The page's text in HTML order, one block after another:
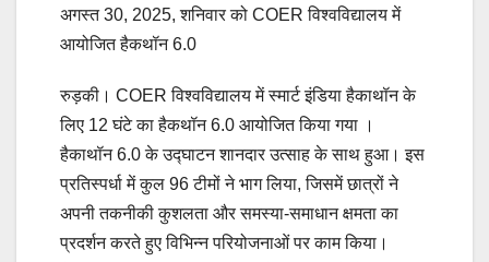
अगस्त 30, 2025, शनिवार को COER विश्वविद्यालय में
आयोजित हैकथॉन 6.0
रुड़की। COER विश्वविद्यालय में स्मार्ट इंडिया हैकाथॉन के
लिए 12 घंटे का हैकथॉन 6.0 आयोजित किया गया ।
हैकाथॉन 6.0 के उद्घाटन शानदार उत्साह के साथ हुआ। इस
प्रतिस्पर्धा में कुल 96 टीमों ने भाग लिया, जिसमें छात्रों ने
अपनी तकनीकी कुशलता और समस्या-समाधान क्षमता का
प्रदर्शन करते हुए विभिन्न परियोजनाओं पर काम किया।